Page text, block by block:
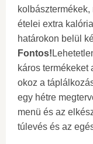
ételei extra
határokon belül
Fontos!
káros termékeket
okoz a
egy hétre
menü és az
túlevés és az